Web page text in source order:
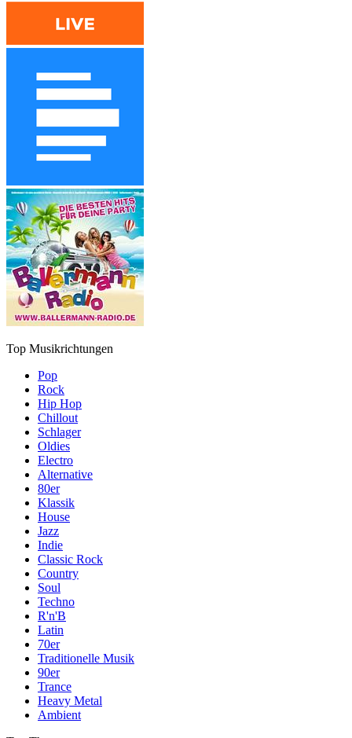
Top Musikrichtungen
Pop
Rock
Hip Hop
Chillout
Schlager
Oldies
Electro
Alternative
80er
Klassik
House
Jazz
Indie
Classic Rock
Country
Soul
Techno
R'n'B
Latin
70er
Traditionelle Musik
90er
Trance
Heavy Metal
Ambient